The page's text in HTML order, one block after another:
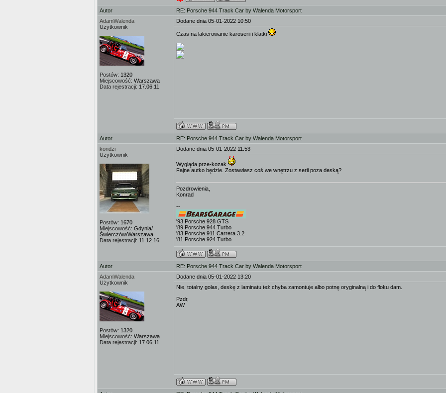
Autor
RE: Porsche 944 Track Car by Walenda Motorsport
AdamWalenda
Użytkownik
Postów: 1320
Miejscowość: Warszawa
Data rejestracji: 17.06.11
Dodane dnia 05-01-2022 10:50
Czas na lakierowanie karoserii i klatki
Autor
RE: Porsche 944 Track Car by Walenda Motorsport
kondzi
Użytkownik
Postów: 1670
Miejscowość: Gdynia/
Świerczów/Warszawa
Data rejestracji: 11.12.16
Dodane dnia 05-01-2022 11:53
Wygląda prze-kozak
Fajne autko będzie. Zostawiasz coś we wnętrzu z serii poza deską?
Pozdrowienia,
Konrad
--
'93 Porsche 928 GTS
'89 Porsche 944 Turbo
'83 Porsche 911 Carrera 3.2
'81 Porsche 924 Turbo
Autor
RE: Porsche 944 Track Car by Walenda Motorsport
AdamWalenda
Użytkownik
Postów: 1320
Miejscowość: Warszawa
Data rejestracji: 17.06.11
Dodane dnia 05-01-2022 13:20
Nie, totalny golas, deskę z laminatu też chyba zamontuje albo potnę oryginalną i do floku dam.
Pzdr,
AW